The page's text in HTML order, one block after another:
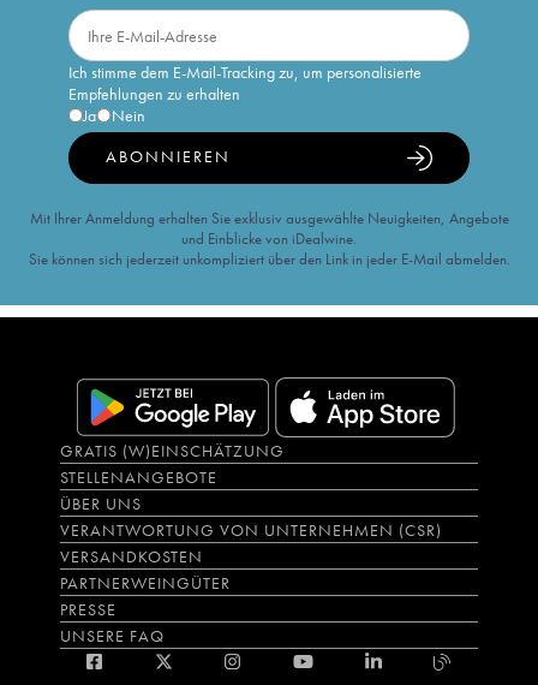
Ich stimme dem E-Mail-Tracking zu, um personalisierte
Empfehlungen zu erhalten
Ja
Nein
ABONNIEREN
Mit Ihrer Anmeldung erhalten Sie exklusiv ausgewählte Neuigkeiten, Angebote
und Einblicke von iDealwine.
Sie können sich jederzeit unkompliziert über den Link in jeder E-Mail abmelden.
GRATIS (W)EINSCHÄTZUNG
STELLENANGEBOTE
ÜBER UNS
VERANTWORTUNG VON UNTERNEHMEN (CSR)
VERSANDKOSTEN
PARTNERWEINGÜTER
PRESSE
UNSERE FAQ